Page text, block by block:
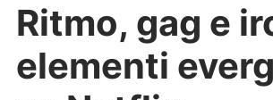
Ritmo, gag e
elementi